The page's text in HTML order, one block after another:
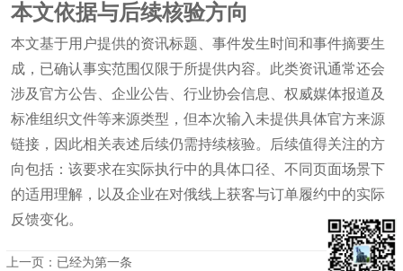
本文依据与后续核验方向
本文基于用户提供的资讯标题、事件发生时间和事件摘要生
成，已确认事实范围仅限于所提供内容。此类资讯通常还会
涉及官方公告、企业公告、行业协会信息、权威媒体报道及
标准组织文件等来源类型，但本次输入未提供具体官方来源
链接，因此相关表述后续仍需持续核验。后续值得关注的方
向包括：该要求在实际执行中的具体口径、不同页面场景下
的适用理解，以及企业在对俄线上获客与订单履约中的实际
反馈变化。
上一页：已经为第一条